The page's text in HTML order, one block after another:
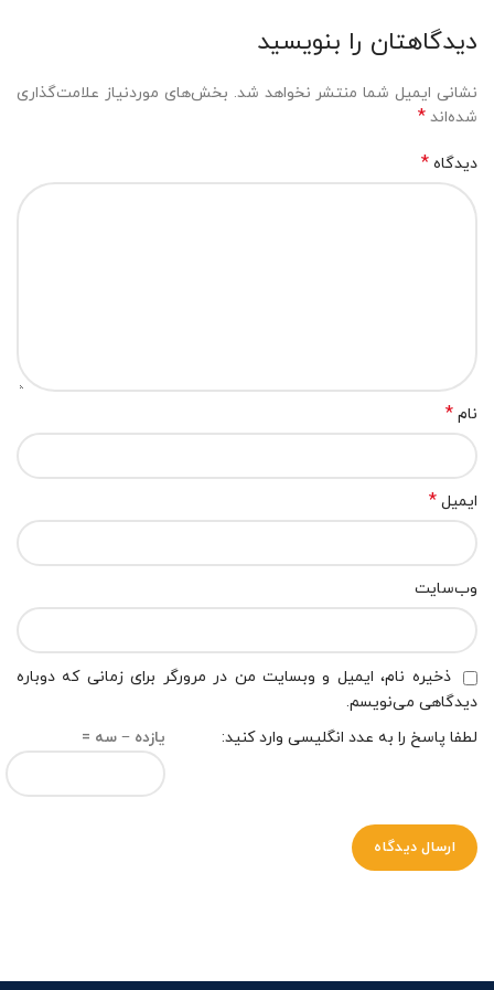
دیدگاهتان را بنویسید
نشانی ایمیل شما منتشر نخواهد شد. بخش‌های موردنیاز علامت‌گذاری
شده‌اند *
دیدگاه *
نام *
ایمیل *
وب‌سایت
ذخیره نام، ایمیل و وبسایت من در مرورگر برای زمانی که دوباره
دیدگاهی می‌نویسم.
لطفا پاسخ را به عدد انگلیسی وارد کنید:
یازده − سه =